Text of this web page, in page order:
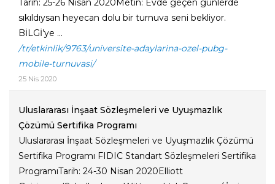
Tarih: 25-26 Nisan 2020Metin: Evde geçen günlerde
sıkıldıysan heyecan dolu bir turnuva seni bekliyor.
BİLGİ’ye ...
/tr/etkinlik/9763/universite-adaylarina-ozel-pubg-
mobile-turnuvasi/
25 Nis 2020
Uluslararası İnşaat Sözleşmeleri ve Uyuşmazlık
Çözümü Sertifika Programı
Uluslararası İnşaat Sözleşmeleri ve Uyuşmazlık Çözümü
Sertifika Programı FIDIC Standart Sözleşmeleri Sertifika
ProgramıTarih: 24-30 Nisan 2020Elliott